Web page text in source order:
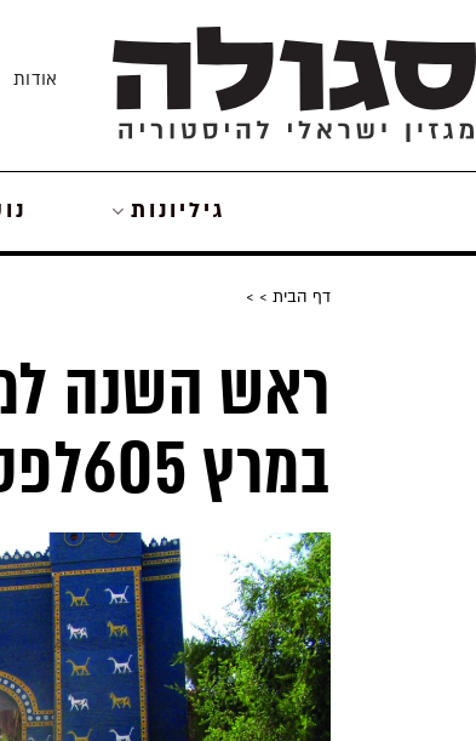
to
content
אודות
גיליונות
דף הבית >
>
במרץ 605לפסה”נ